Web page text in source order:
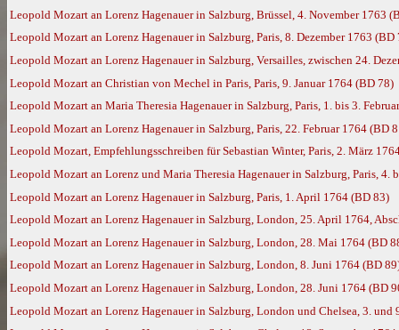
Leopold Mozart an Lorenz Hagenauer in Salzburg, Brüssel, 4. November 1763
Leopold Mozart an Lorenz Hagenauer in Salzburg, Paris, 8. Dezember 1763 (BD
Leopold Mozart an Lorenz Hagenauer in Salzburg, Versailles, zwischen 24.
Leopold Mozart an Christian von Mechel in Paris, Paris, 9. Januar 1764 (BD 78)
Leopold Mozart an Maria Theresia Hagenauer in Salzburg, Paris, 1. bis 3.
Leopold Mozart an Lorenz Hagenauer in Salzburg, Paris, 22. Februar 1764 (BD
Leopold Mozart, Empfehlungsschreiben für Sebastian Winter, Paris, 2. März
Leopold Mozart an Lorenz und Maria Theresia Hagenauer in Salzburg, Paris, 4.
Leopold Mozart an Lorenz Hagenauer in Salzburg, Paris, 1. April 1764 (BD 83)
Leopold Mozart an Lorenz Hagenauer in Salzburg, London, 25. April 1764,
Leopold Mozart an Lorenz Hagenauer in Salzburg, London, 28. Mai 1764 (BD
Leopold Mozart an Lorenz Hagenauer in Salzburg, London, 8. Juni 1764 (BD
Leopold Mozart an Lorenz Hagenauer in Salzburg, London, 28. Juni 1764 (BD
Leopold Mozart an Lorenz Hagenauer in Salzburg, London und Chelsea, 3. und